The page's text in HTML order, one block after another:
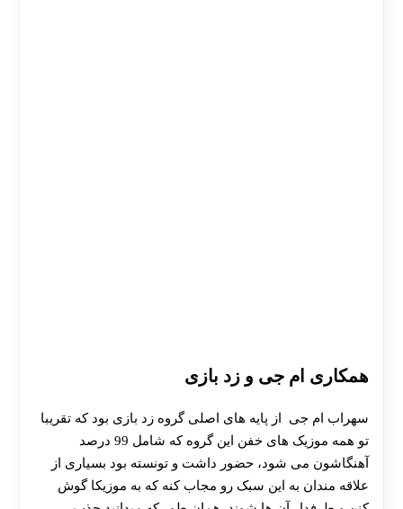
همکاری ام جی و زد بازی
سهراب ام جی از پایه های اصلی گروه زد بازی بود که تقریبا
تو همه موزیک های خفن این گروه که شامل 99 درصد
آهنگاشون می شود، حضور داشت و تونسته بود بسیاری از
علاقه مندان به این سبک رو مجاب کنه که به موزیکا گوش